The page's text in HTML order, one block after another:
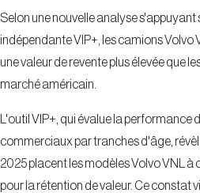
Selon une nouvelle analyse
indépendante VIP+, les camions Volvo
une valeur de revente plus élevée que
marché américain.
L'outil VIP+, qui évalue la performance
commerciaux par tranches d'âge,
2025 placent les modèles Volvo VNL à
pour la rétention de valeur. Ce constat